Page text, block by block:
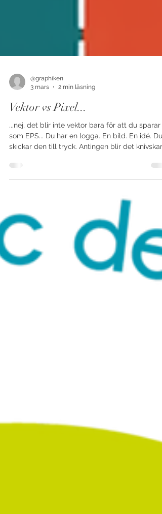
@graphiken
Vektor vs Pixel...
som EPS... Du har en logga. En bild. En idé. Du
skickar den till tryck. Antingen blir det
“varför ser det så konstigt ut?” Ofta handlar det
om en sak: Skillnaden mellan pixel och vektor.
Pixel - små rutor som bygger bilden En
(JPG, PNG, TIFF) är uppbyggd av tusentals
färgrutor . Det funkar perfekt för fotografier och
skärmar. Men förstorar du bilde